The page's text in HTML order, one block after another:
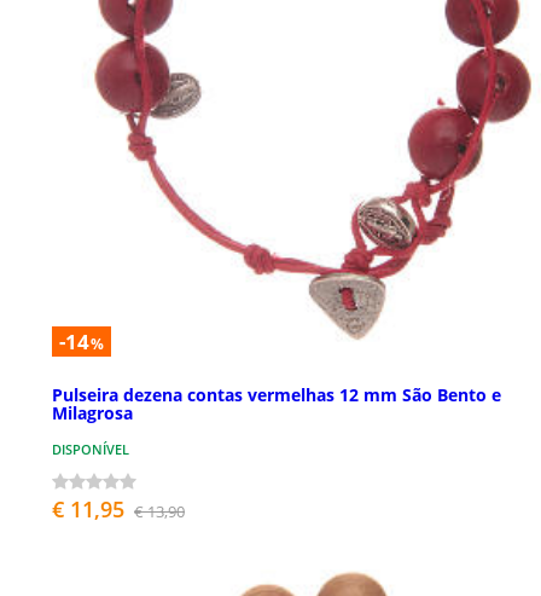
-14%
Pulseira dezena contas vermelhas 12 mm São Bento e
Milagrosa
DISPONÍVEL
€ 11,95 € 13,90